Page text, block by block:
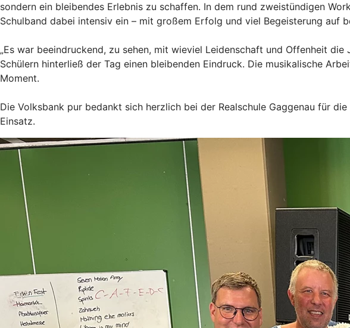
sondern ein bleibendes Erlebnis zu schaffen. In dem rund zweistündigen
Schulband dabei intensiv ein – mit großem Erfolg und viel Begeisterung auf
„Es war beeindruckend, zu sehen, mit wieviel Leidenschaft und Offenheit
Schülern hinterließ der Tag einen bleibenden Eindruck. Die musikalische
Moment.
Die Volksbank pur bedankt sich herzlich bei der Realschule Gaggenau für
Einsatz.